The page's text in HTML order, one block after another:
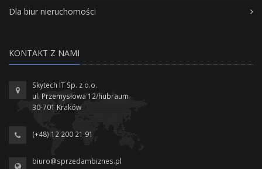
Dla biur nieruchomości
KONTAKT Z NAMI
Skytech IT Sp. z o.o.
ul. Przemysłowa 12/hubraum
30-701 Kraków
(+48) 12 200 21 91
biuro@sprzedambiznes.pl